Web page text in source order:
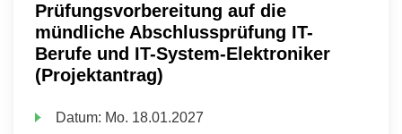
Prüfungsvorbereitung auf die
mündliche Abschlussprüfung IT-
Berufe und IT-System-Elektroniker
(Projektantrag)
Datum: Mo. 18.01.2027